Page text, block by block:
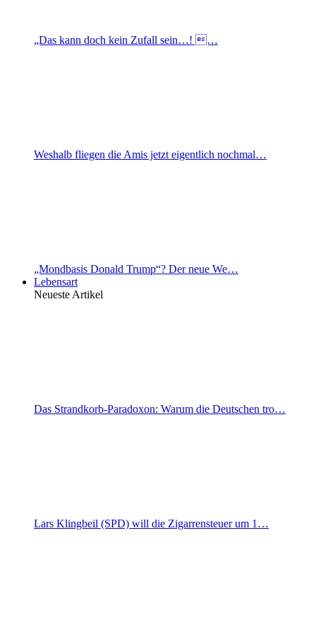
„Das kann doch kein Zufall sein…! …
Weshalb fliegen die Amis jetzt eigentlich nochmal…
„Mondbasis Donald Trump“? Der neue We…
Lebensart
Neueste Artikel
Das Strandkorb-Paradoxon: Warum die Deutschen tro…
Lars Klingbeil (SPD) will die Zigarrensteuer um 1…